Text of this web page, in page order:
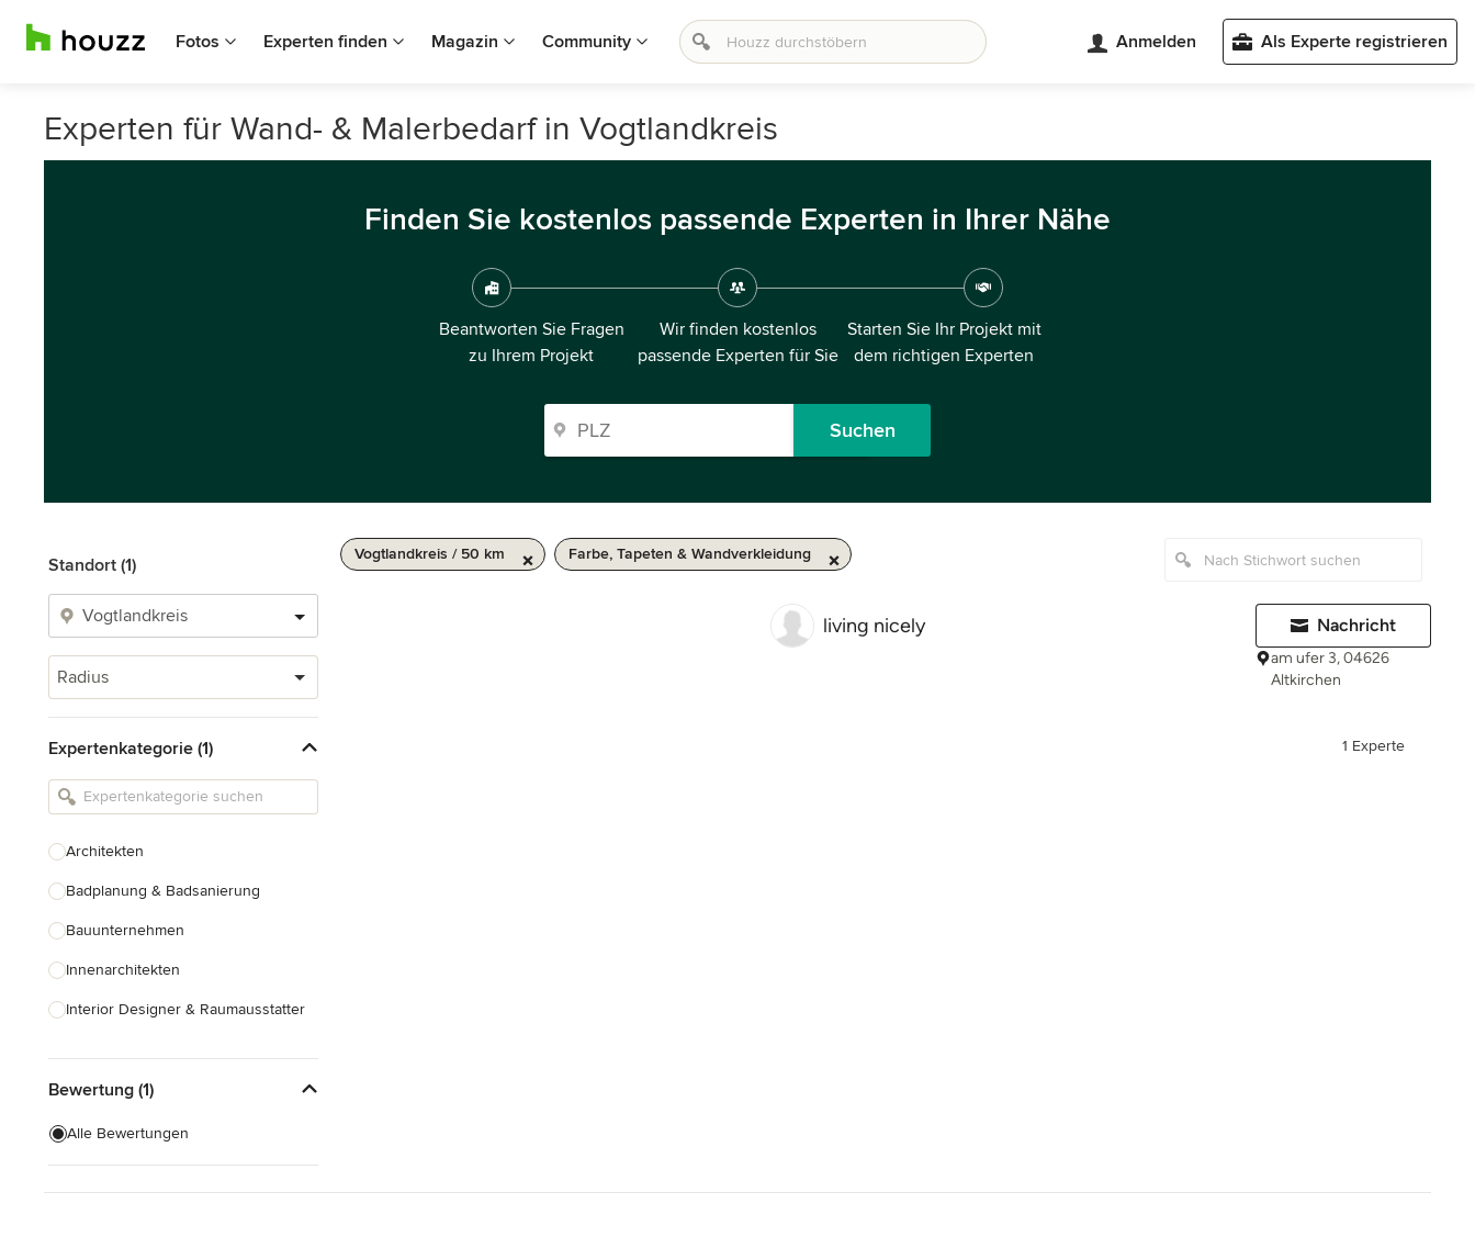
Fotos Experten finden Magazin Community Anmelden Als Experte registrieren
Experten für Wand- & Malerbedarf in Vogtlandkreis
Finden Sie kostenlos passende Experten in Ihrer Nähe
Beantworten Sie Fragen
zu Ihrem Projekt
Wir finden kostenlos
passende Experten für Sie
Starten Sie Ihr Projekt mit
dem richtigen Experten
Suchen
Standort (1)
Radius
Expertenkategorie (1)
Architekten
Badplanung & Badsanierung
Bauunternehmen
Innenarchitekten
Interior Designer & Raumausstatter
Landschaftsarchitekten
Armaturen & Sanitärbedarf
Beleuchtung
Bewertung (1)
Alle Bewertungen
Vogtlandkreis / 50 km Farbe, Tapeten & Wandverkleidung
living nicely Nachricht
am ufer 3, 04626
Altkirchen
1 Experte